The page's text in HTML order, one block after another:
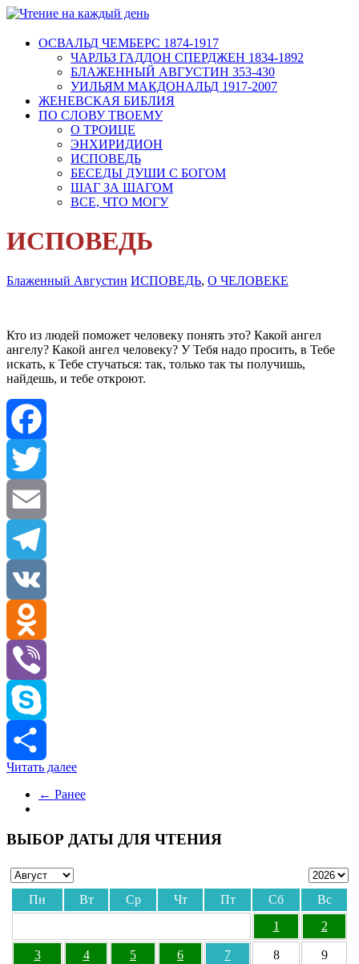
ОСВАЛЬД ЧЕМБЕРС 1874-1917
ЧАРЛЬЗ ГАДДОН СПЕРДЖЕН 1834-1892
БЛАЖЕННЫЙ АВГУСТИН 353-430
УИЛЬЯМ МАКДОНАЛЬД 1917-2007
ЖЕНЕВСКАЯ БИБЛИЯ
ПО СЛОВУ ТВОЕМУ
О ТРОИЦЕ
ЭНХИРИДИОН
ИСПОВЕДЬ
БЕСЕДЫ ДУШИ С БОГОМ
ШАГ ЗА ШАГОМ
ВСЕ, ЧТО МОГУ
ИСПОВЕДЬ
Блаженный Августин ИСПОВЕДЬ, О ЧЕЛОВЕКЕ
Кто из людей поможет человеку понять это? Какой ангел
ангелу? Какой ангел человеку? У Тебя надо просить, в Тебе
искать, к Тебе стучаться: так, только так ты получишь,
найдешь, и тебе откроют.
Facebook
Twitter
Email
Telegram
VK
Odnoklassniki
Viber
Skype
Читать далее
← Ранее
ВЫБОР ДАТЫ ДЛЯ ЧТЕНИЯ
Пн Вт Ср Чт Пт Сб
Вс
1
2
3 4 5 6 7 8 9